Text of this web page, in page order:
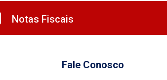
Notas Fiscais
Fale Conosco